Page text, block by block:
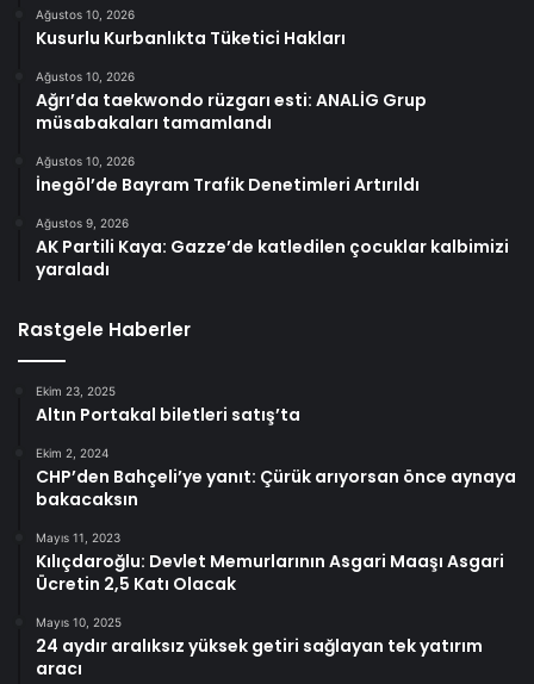
Ağustos 10, 2026
Kusurlu Kurbanlıkta Tüketici Hakları
Ağustos 10, 2026
Ağrı’da taekwondo rüzgarı esti: ANALİG Grup
müsabakaları tamamlandı
Ağustos 10, 2026
İnegöl’de Bayram Trafik Denetimleri Artırıldı
Ağustos 9, 2026
AK Partili Kaya: Gazze’de katledilen çocuklar kalbimizi
yaraladı
Rastgele Haberler
Ekim 23, 2025
Altın Portakal biletleri satış’ta
Ekim 2, 2024
CHP’den Bahçeli’ye yanıt: Çürük arıyorsan önce aynaya
bakacaksın
Mayıs 11, 2023
Kılıçdaroğlu: Devlet Memurlarının Asgari Maaşı Asgari
Ücretin 2,5 Katı Olacak
Mayıs 10, 2025
24 aydır aralıksız yüksek getiri sağlayan tek yatırım
aracı